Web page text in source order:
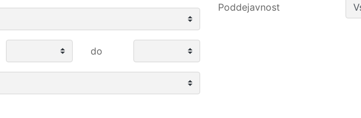
Poddejavnost
do